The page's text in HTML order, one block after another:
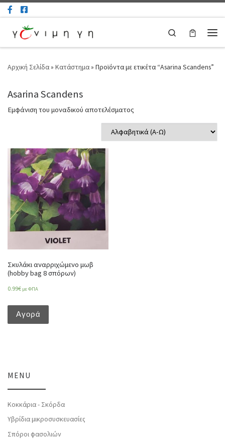
Μετάβαση στο περιεχόμενο
Search
Αρχική Σελίδα» Κατάστημα» Προϊόντα με ετικέτα “Asarina Scandens”
Asarina Scandens
Εμφάνιση του μοναδικού αποτελέσματος
Σκυλάκι αναρριχώμενο μωβ
(hobby bag 8 σπόρων)
0.99€ με ΦΠΑ
Αγορά
MENU
Κοκκάρια - Σκόρδα
Υβρίδια μικροσυσκευασίες
Σπόροι φασολιών